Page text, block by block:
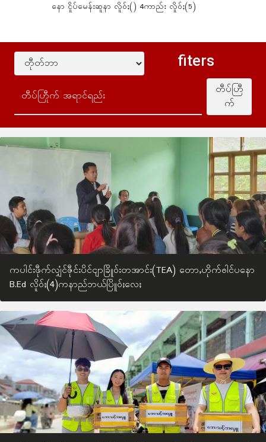
နော ငိူပ်မေန်းဆူနာ လိူဝ်ႈ() 4ကာည်း လိူဝ်ႈ(5)
fiters
တီပ်ဟြီ
က်
ကပါင်းဖီုက်လျှံင်ဇီုင်းပိင်ငျာခြိူဝ်းတအာင်း(TEA) တောႇဟိုက်ႎါင်ပနော
B.Ed လိူဝ်ႈ(4)ကနာည်ဘယ်ပြိူဝ်ႈလေႈ